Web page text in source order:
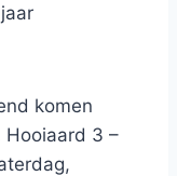
komen
Hooiaard 3 –